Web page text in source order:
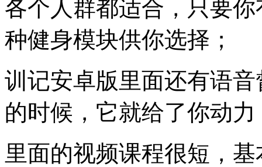
各个人群都适合，只要
种健身模块供你选择；
训记安卓版里面还有语
的时候，它就给了你动力
里面的视频课程很短，